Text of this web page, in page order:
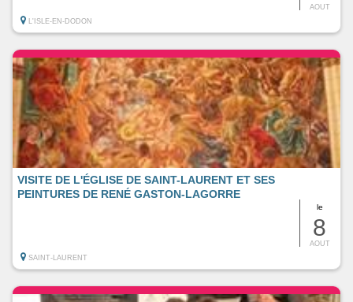
AOUT
L'ISLE-EN-DODON
le
8
AOUT
VISITE DE L'ÉGLISE DE SAINT-LAURENT ET SES
PEINTURES DE RENÉ GASTON-LAGORRE
SAINT-LAURENT